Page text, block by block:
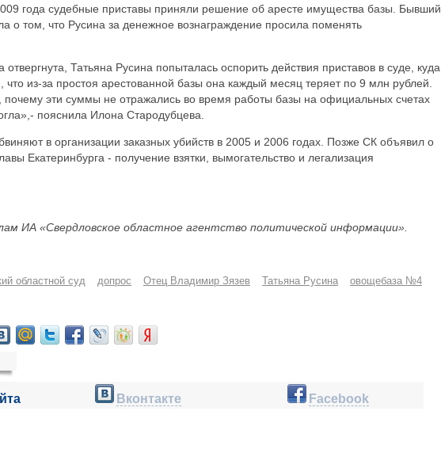
года судебные приставы приняли решение об аресте имущества базы. Бывший
о том, что Русина за денежное вознаграждение просила поменять
отвергнута, Татьяна Русина попыталась оспорить действия приставов в суде, куда
что из-за простоя арестованной базы она каждый месяц теряет по 9 млн рублей.
почему эти суммы не отражались во время работы базы на официальных счетах
пояснила Илона Стародубцева.
в организации заказных убийств в 2005 и 2006 годах. Позже СК объявил о
Екатеринбурга - получение взятки, вымогательство и легализация
ИА «Свердловское областное агентство политической информации».
областной суд допрос Отец Владимир Зязев Татьяна Русина овощебаза №4
Вконтакте Facebook